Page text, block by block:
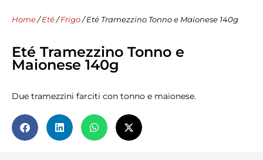
Home /Eté /Frigo / Eté Tramezzino Tonno e Maionese 140g
Eté Tramezzino Tonno e
Maionese 140g
Due tramezzini farciti con tonno e maionese.